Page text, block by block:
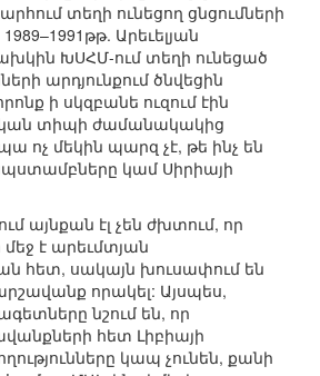
տեղի ունեցող ցնցումների
Արեւելյան
ԽՍՀՄ-ում տեղի ունեցած
արդյունքում ծնվեցին
ի սկզբանե ուզում էին
տիպի ժամանակակից
ոչ մեկին պարզ չէ, թե ինչ են
կամ Սիրիայի
այնքան էլ չեն ժխտում, որ
է արեւմտյան
հետ, սակայն խուսափում են
որակել: Այսպես,
նշում են, որ
հետ Լիբիայի
կապ չունեն, քանի